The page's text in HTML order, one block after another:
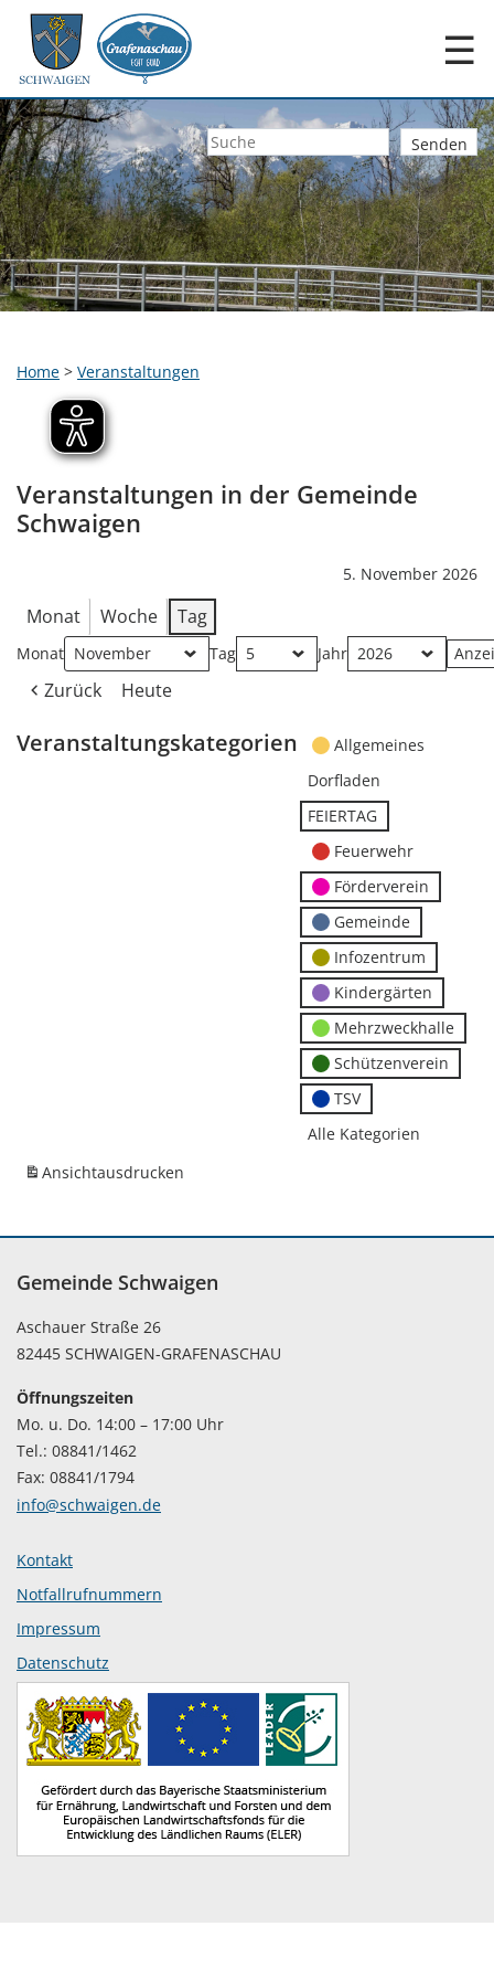
☰
Home > Veranstaltungen
Veranstaltungen in der Gemeinde
Schwaigen
5. November 2026
Monat Woche Tag
Monat Tag Jahr
Zurück Heute
Veranstaltungskategorien
Allgemeines
Dorfladen
FEIERTAG
Feuerwehr
Förderverein
Gemeinde
Infozentrum
Kindergärten
Mehrzweckhalle
Schützenverein
TSV
Alle Kategorien
Ansichtausdrucken
Gemeinde Schwaigen
Aschauer Straße 26
82445 SCHWAIGEN-GRAFENASCHAU
Öffnungszeiten
Mo. u. Do. 14:00 – 17:00 Uhr
Tel.: 08841/1462
Fax: 08841/1794
info@schwaigen.de
Kontakt
Notfallrufnummern
Impressum
Datenschutz